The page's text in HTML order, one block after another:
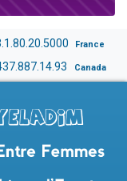
France
Canada